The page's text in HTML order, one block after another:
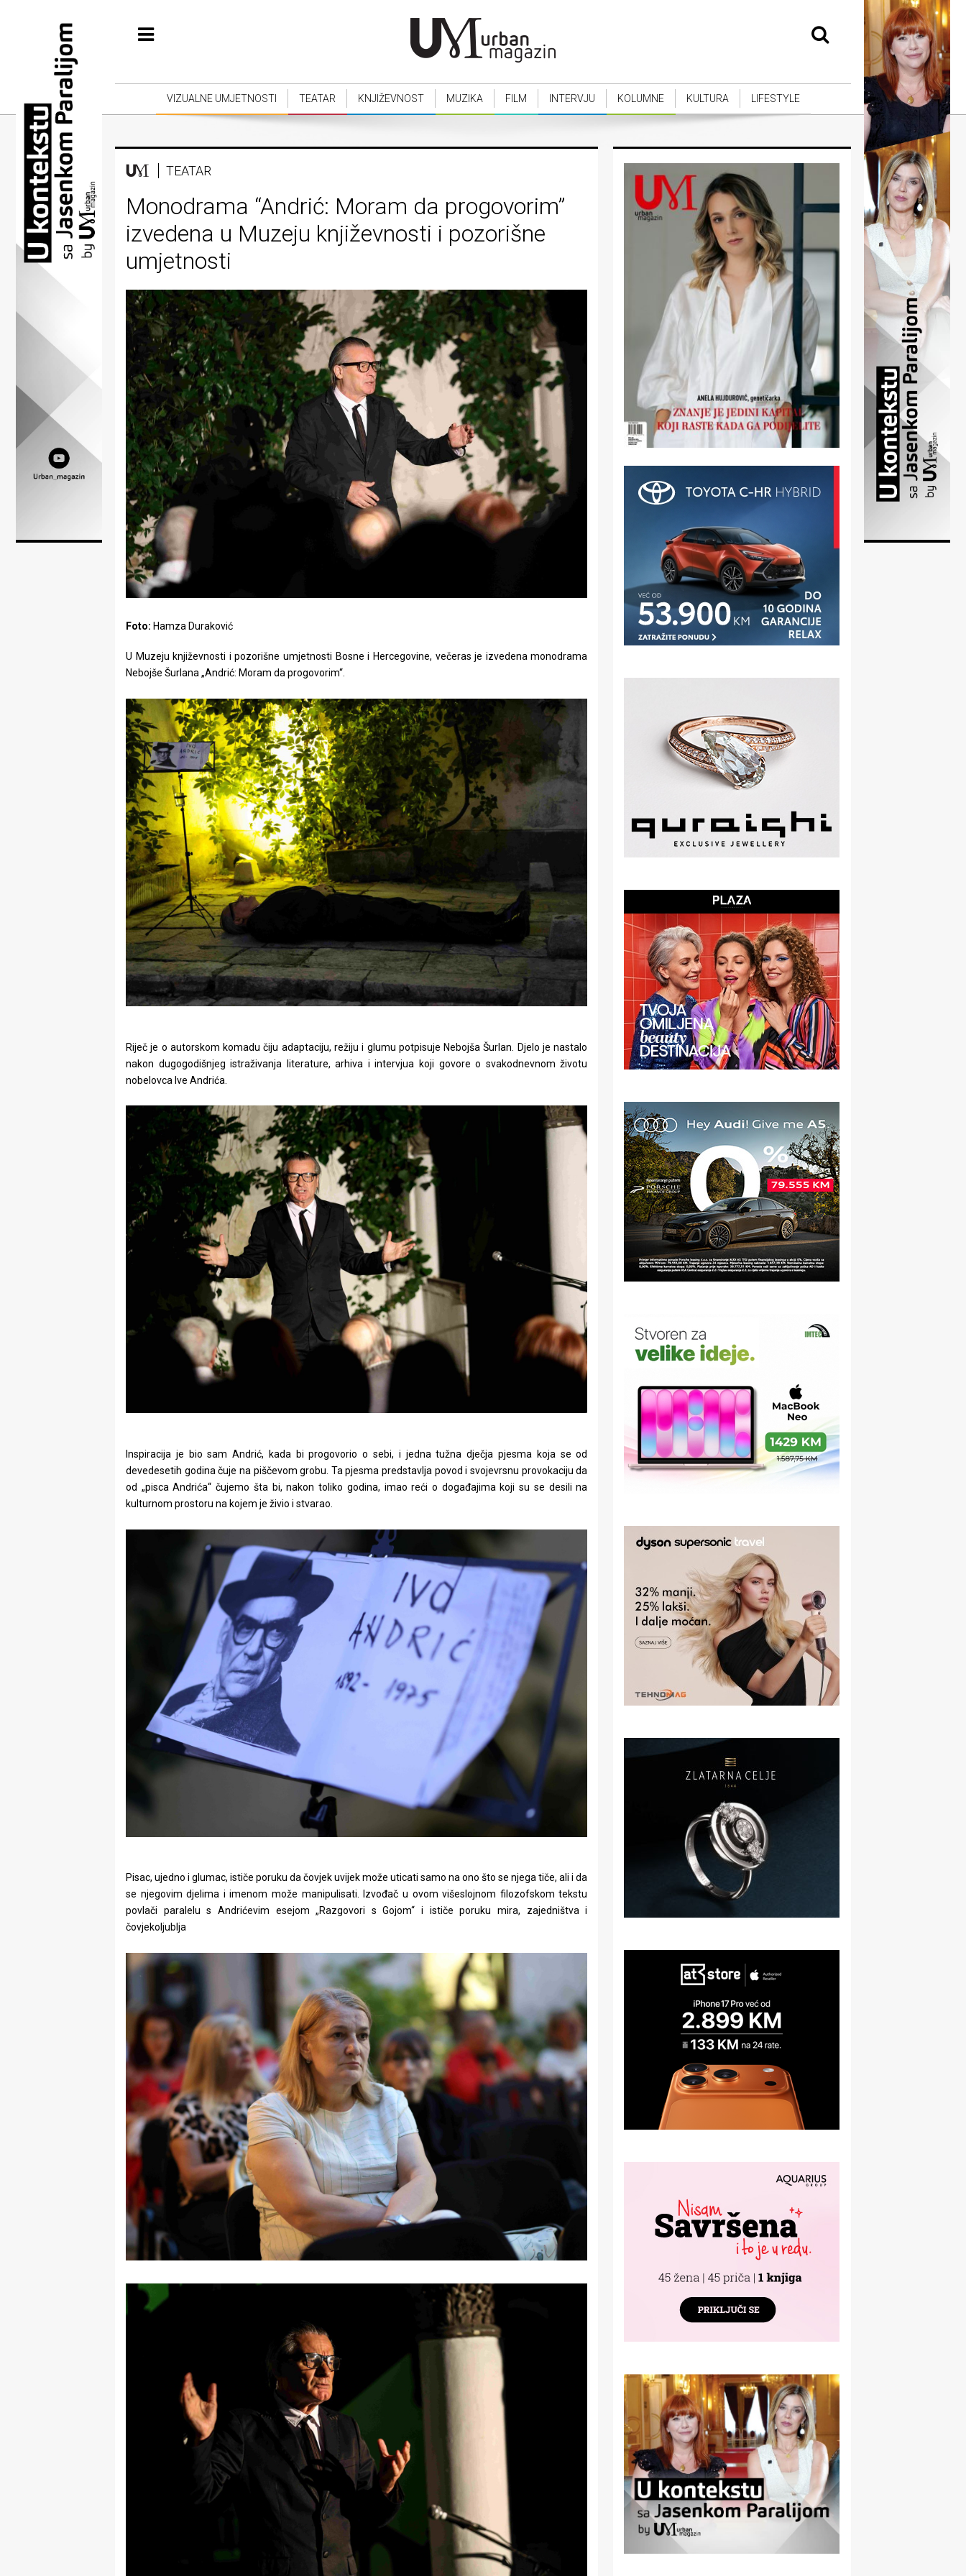
Vizualne
umjetnosti
Teatar
Književnost
Muzika
Film
Intervju
Kolumne
Lifestyle
Beauty
Zdravlje
stolom
u
VIZUALNE UMJETNOSTI TEATAR KNJIŽEVNOST MUZIKA FILM INTERVJU KOLUMNE KULTURA LIFESTYLE
TEATAR
Monodrama “Andrić: Moram da progovorim”
izvedena u Muzeju književnosti i pozorišne
umjetnosti
Foto: Hamza Duraković
U Muzeju književnosti i pozorišne umjetnosti Bosne i Hercegovine, večeras je izvedena monodrama
Nebojše Šurlana „Andrić: Moram da progovorim“.
Riječ je o autorskom komadu čiju adaptaciju, režiju i glumu potpisuje Nebojša Šurlan. Djelo je nastalo
nakon dugogodišnjeg istraživanja literature, arhiva i intervjua koji govore o svakodnevnom životu
nobelovca Ive Andrića.
Inspiracija je bio sam Andrić, kada bi progovorio o sebi, i jedna tužna dječja pjesma koja se od
devedesetih godina čuje na piščevom grobu. Ta pjesma predstavlja povod i svojevrsnu provokaciju da
od „pisca Andrića“ čujemo šta bi, nakon toliko godina, imao reći o događajima koji su se desili na
kulturnom prostoru na kojem je živio i stvarao.
Pisac, ujedno i glumac, ističe poruku da čovjek uvijek može uticati samo na ono što se njega tiče, ali i da
se njegovim djelima i imenom može manipulisati. Izvođač u ovom višeslojnom filozofskom tekstu
povlači paralelu s Andrićevim esejom „Razgovori s Gojom“ i ističe poruku mira, zajedništva i
čovjekoljublja